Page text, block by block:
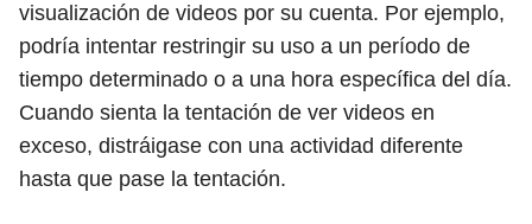
visualización de videos por su cuenta. Por ejemplo,
podría intentar restringir su uso a un período de
tiempo determinado o a una hora específica del día.
Cuando sienta la tentación de ver videos en
exceso, distráigase con una actividad diferente
hasta que pase la tentación.